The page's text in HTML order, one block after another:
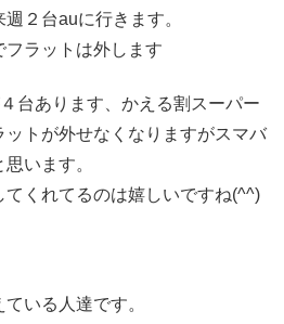
２台auに行きます。
ラットは外します
台あります、かえる割スーパー
ットが外せなくなりますがスマバ
います。
くれてるのは嬉しいですね(^^)
いる人達です。